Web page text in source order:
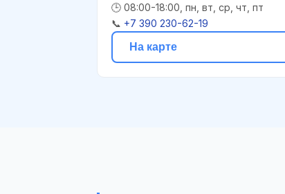
🕒 08:00-18:00, пн, вт, ср, чт, пт
📞 +7 390 230-62-19
На карте